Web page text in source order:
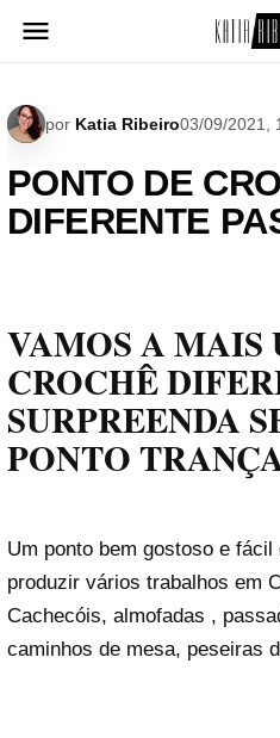
para
por Katia Ribeiro03/09/2021,
PONTO DE
DIFERENTE
VAMOS A MAIS
CROCHÊ
SURPREENDA
PONTO
Um ponto bem gostoso e
produzir vários trabalhos em
Cachecóis, almofadas ,
caminhos de mesa, peseiras